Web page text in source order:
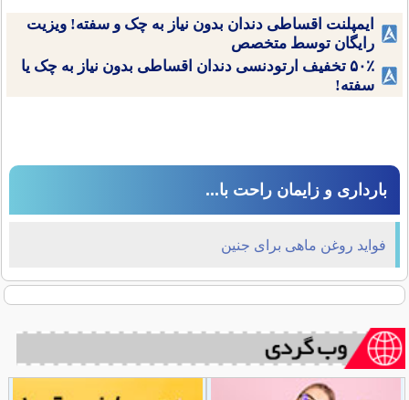
ایمپلنت اقساطی دندان بدون نیاز به چک و سفته! ویزیت
رایگان توسط متخصص
۵۰٪ تخفیف ارتودنسی دندان اقساطی بدون نیاز به چک یا
سفته!
بارداری و زایمان راحت با...
فواید روغن ماهی برای جنین